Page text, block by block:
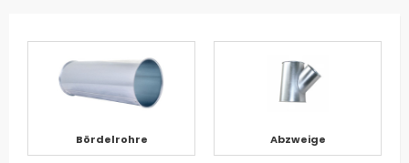
Bördelrohre Abzweige